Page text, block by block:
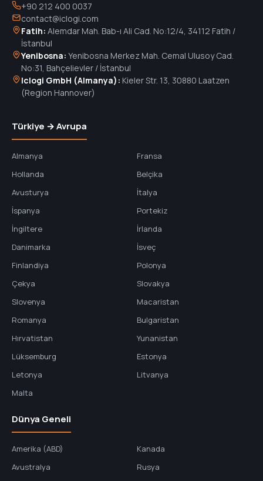
+90 212 400 0037
contact@iclogi.com
Fatih: Alemdar Mah. Bab-ı Ali Cad. No:12/4, 34112 Fatih /
İstanbul
Yenibosna: Yenibosna Merkez Mah. Cemal Ulusoy Cad.
No:31, Bahçelievler / İstanbul
Iclogi GmbH (Almanya): Kieler Str. 13, 30880 Laatzen
(Region Hannover)
Türkiye → Avrupa
Almanya
Fransa
Hollanda
Belçika
Avusturya
İtalya
İspanya
Portekiz
İngiltere
İrlanda
Danimarka
İsveç
Finlandiya
Polonya
Çekya
Slovakya
Slovenya
Macaristan
Romanya
Bulgaristan
Hırvatistan
Yunanistan
Lüksemburg
Estonya
Letonya
Litvanya
Malta
Dünya Geneli
Amerika (ABD)
Kanada
Avustralya
Rusya